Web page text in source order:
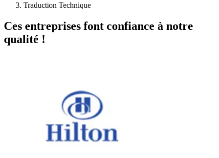
Traduction Technique
Ces entreprises font confiance à notre
qualité !